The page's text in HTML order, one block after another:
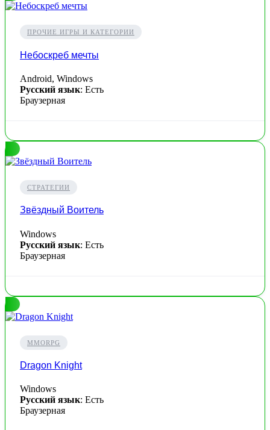
ПРОЧИЕ ИГРЫ И КАТЕГОРИИ
Небоскреб мечты
Android, Windows
Русский язык: Есть
Браузерная
СТРАТЕГИИ
Звёздный Воитель
Windows
Русский язык: Есть
Браузерная
MMORPG
Dragon Knight
Windows
Русский язык: Есть
Браузерная